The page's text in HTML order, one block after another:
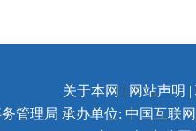
关于本网 | 网站声明 |
管理局 承办单位: 中国互联